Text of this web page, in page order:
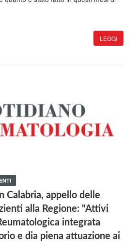
LEGGI
Calabria, appello delle
alla Regione: "Attivi
integrata
e dia piena attuazione ai